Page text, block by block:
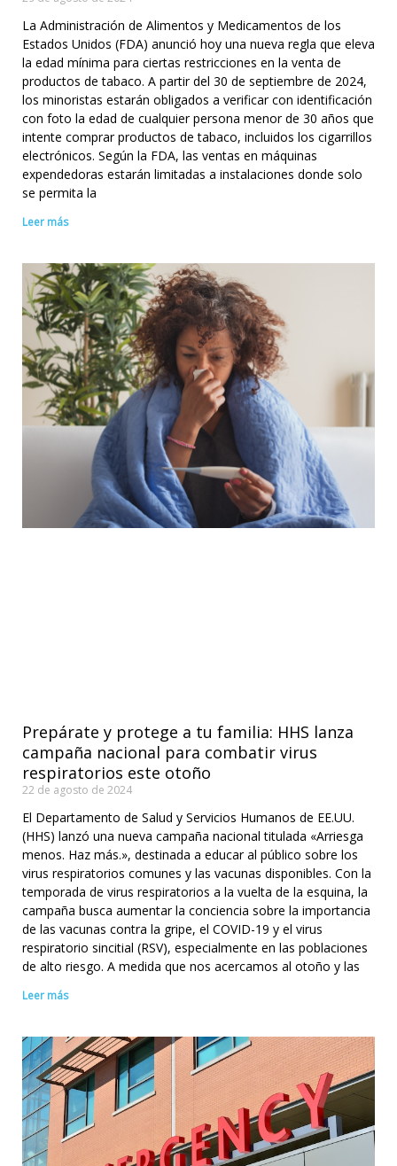
La Administración de Alimentos y Medicamentos de los
Estados Unidos (FDA) anunció hoy una nueva regla que eleva
la edad mínima para ciertas restricciones en la venta de
productos de tabaco. A partir del 30 de septiembre de 2024,
los minoristas estarán obligados a verificar con identificación
con foto la edad de cualquier persona menor de 30 años que
intente comprar productos de tabaco, incluidos los cigarrillos
electrónicos. Según la FDA, las ventas en máquinas
expendedoras estarán limitadas a instalaciones donde solo
se permita la
Leer más
Prepárate y protege a tu familia: HHS lanza
campaña nacional para combatir virus
respiratorios este otoño
22 de agosto de 2024
El Departamento de Salud y Servicios Humanos de EE.UU.
(HHS) lanzó una nueva campaña nacional titulada «Arriesga
menos. Haz más.», destinada a educar al público sobre los
virus respiratorios comunes y las vacunas disponibles. Con la
temporada de virus respiratorios a la vuelta de la esquina, la
campaña busca aumentar la conciencia sobre la importancia
de las vacunas contra la gripe, el COVID-19 y el virus
respiratorio sincitial (RSV), especialmente en las poblaciones
de alto riesgo. A medida que nos acercamos al otoño y las
Leer más